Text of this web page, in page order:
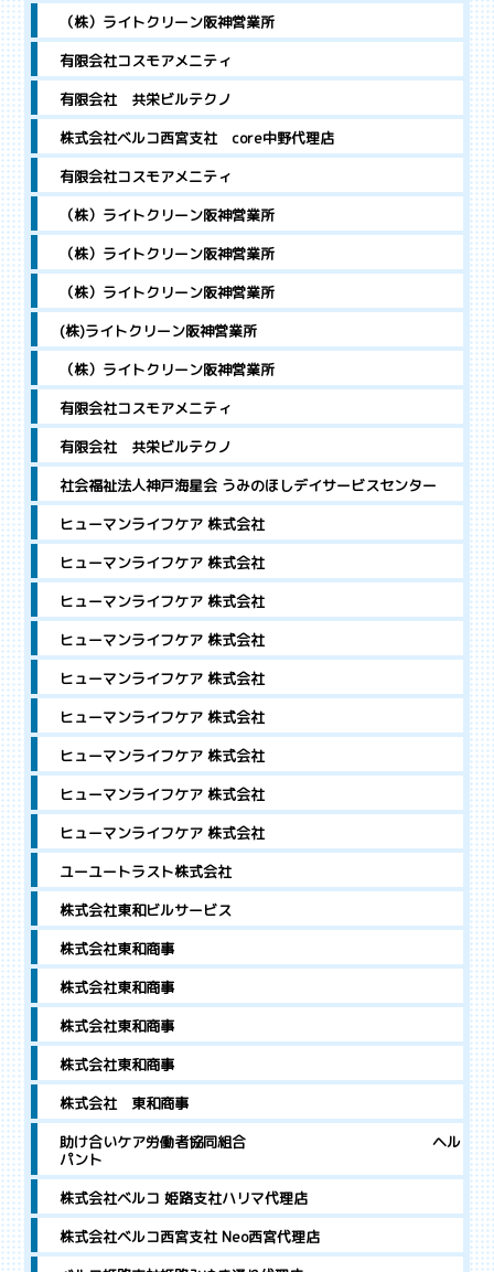
（株）ライトクリーン阪神営業所
有限会社コスモアメニティ
有限会社 共栄ビルテクノ
株式会社ベルコ西宮支社 core中野代理店
有限会社コスモアメニティ
（株）ライトクリーン阪神営業所
（株）ライトクリーン阪神営業所
（株）ライトクリーン阪神営業所
(株)ライトクリーン阪神営業所
（株）ライトクリーン阪神営業所
有限会社コスモアメニティ
有限会社 共栄ビルテクノ
社会福祉法人神戸海星会 うみのほしデイサービスセンター
ヒューマンライフケア 株式会社
ヒューマンライフケア 株式会社
ヒューマンライフケア 株式会社
ヒューマンライフケア 株式会社
ヒューマンライフケア 株式会社
ヒューマンライフケア 株式会社
ヒューマンライフケア 株式会社
ヒューマンライフケア 株式会社
ヒューマンライフケア 株式会社
ユーユートラスト株式会社
株式会社東和ビルサービス
株式会社東和商事
株式会社東和商事
株式会社東和商事
株式会社東和商事
株式会社 東和商事
助け合いケア労働者協同組合 ヘル
パント
株式会社ベルコ 姫路支社ハリマ代理店
株式会社ベルコ西宮支社 Neo西宮代理店